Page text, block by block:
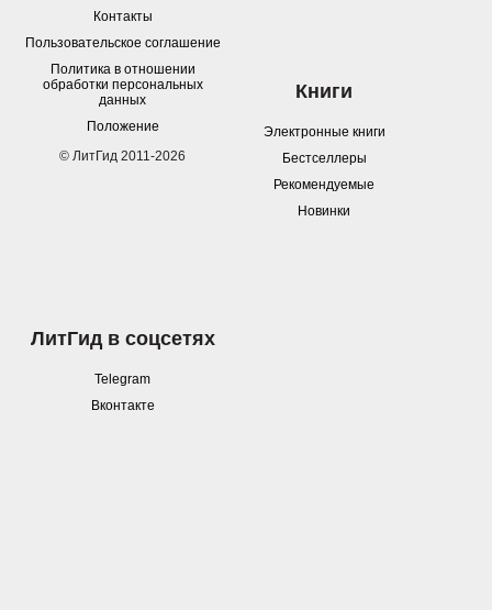
Контакты
Пользовательское соглашение
Политика в отношении
обработки персональных
данных
Положение
© ЛитГид 2011-2026
Книги
Электронные книги
Бестселлеры
Рекомендуемые
Новинки
ЛитГид в соцсетях
Telegram
Вконтакте